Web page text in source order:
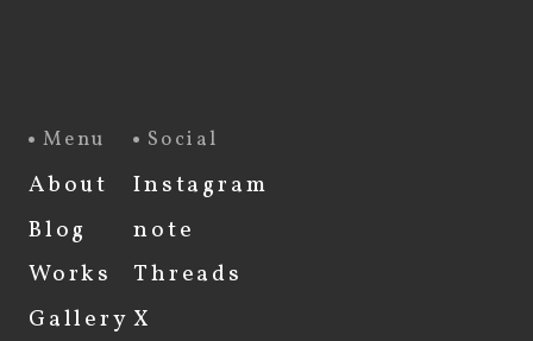
Menu
About
Blog
Works
Gallery
Social
Instagram
note
Threads
X